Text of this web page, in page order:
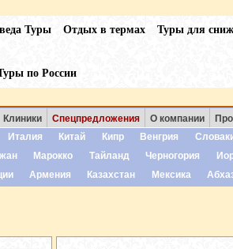
Туры Отдых в термах Туры для
по России
Клиники Спецпредложения О компании
Италия Китай Кипр Венгрия
Марокко Тайланд Черногория
Армения Казахстан Мексика